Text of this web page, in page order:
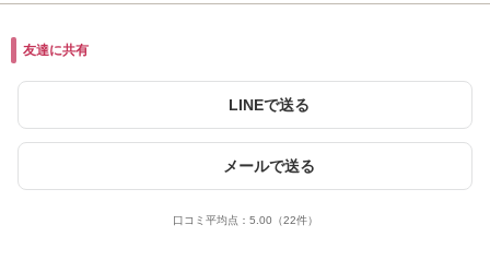
友達に共有
LINEで送る
メールで送る
口コミ平均点： 5.00 （22件）